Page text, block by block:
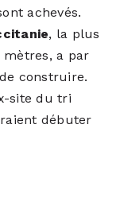
achevés.
, la plus
a par
construire.
site du tri
débuter